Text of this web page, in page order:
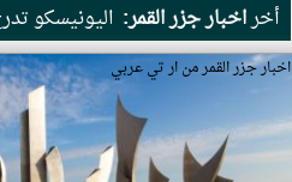
أخراخبار جزر القمر: اليونيسكو
اخبار جزر القمر من ار تي عربي